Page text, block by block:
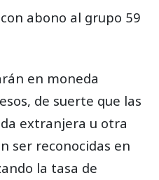
abono al grupo 59
en moneda
de suerte que las
extranjera u otra
ser reconocidas en
la tasa de